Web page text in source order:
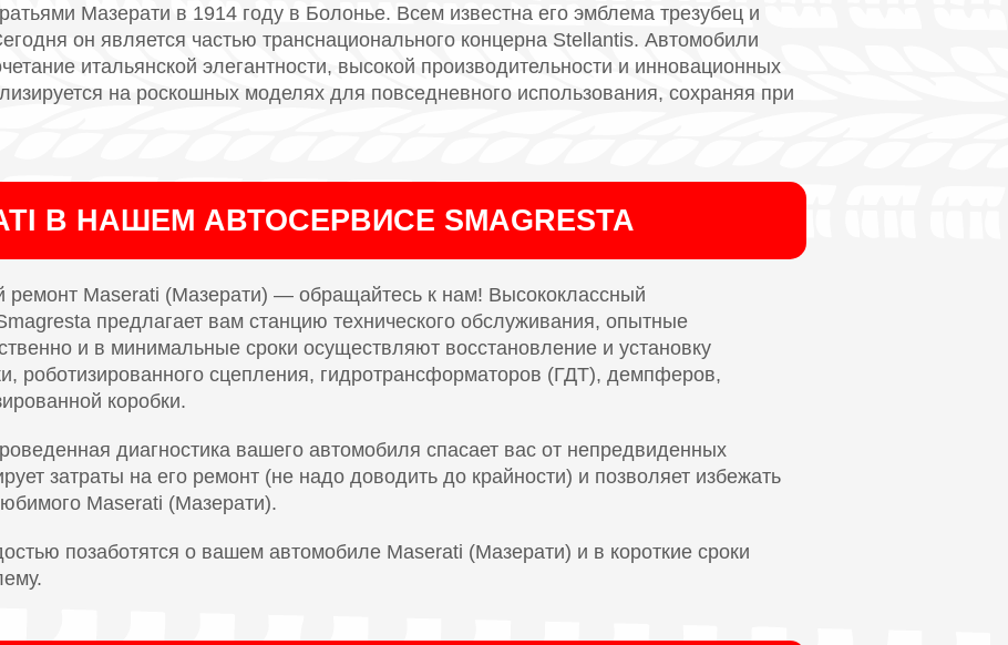
Мазерати в 1914 году в Болонье. Всем известна его эмблема трезубец и
он является частью транснационального концерна Stellantis. Автомобили
итальянской элегантности, высокой производительности и инновационных
на роскошных моделях для повседневного использования, сохраняя при
В НАШЕМ АВТОСЕРВИСЕ SMAGRESTA
ремонт Maserati (Мазерати) — обращайтесь к нам! Высококлассный
предлагает вам станцию технического обслуживания, опытные
и в минимальные сроки осуществляют восстановление и установку
роботизированного сцепления, гидротрансформаторов (ГДТ), демпферов,
коробки.
диагностика вашего автомобиля спасает вас от непредвиденных
затраты на его ремонт (не надо доводить до крайности) и позволяет избежать
Maserati (Мазерати).
позаботятся о вашем автомобиле Maserati (Мазерати) и в короткие сроки